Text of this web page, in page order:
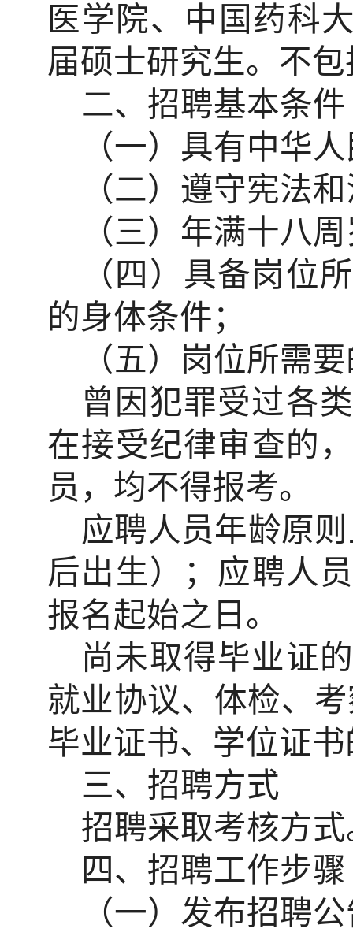
医学院、中国药科
届硕士研究生。不
二、招聘基本条件
（一）具有中华
（二）遵守宪法
（三）年满十八
（四）具备岗位
的身体条件；
（五）岗位所需
曾因犯罪受过各
在接受纪律审查的
员，均不得报考。
应聘人员年龄原
后出生）；应聘人
报名起始之日。
尚未取得毕业证
就业协议、体检、
毕业证书、学位证
三、招聘方式
招聘采取考核方
四、 招聘工作步骤
（一）发布招聘